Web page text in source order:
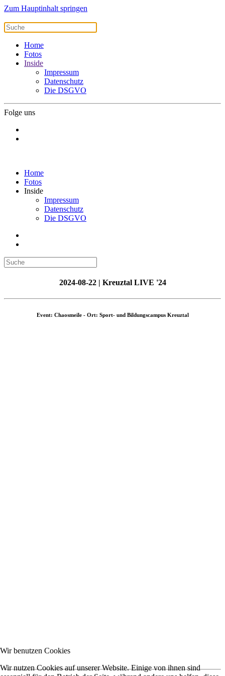
Zum Hauptinhalt springen
Home
Fotos
Inside
Impressum
Datenschutz
Die DSGVO
Folge uns
Home
Fotos
Inside
Impressum
Datenschutz
Die DSGVO
2024-08-22 | Kreuztal LIVE '24
Event: Chaosmeile - Ort: Sport- und Bildungscampus Kreuztal
Wir benutzen Cookies
Wir nutzen Cookies auf unserer Website. Einige von ihnen sind